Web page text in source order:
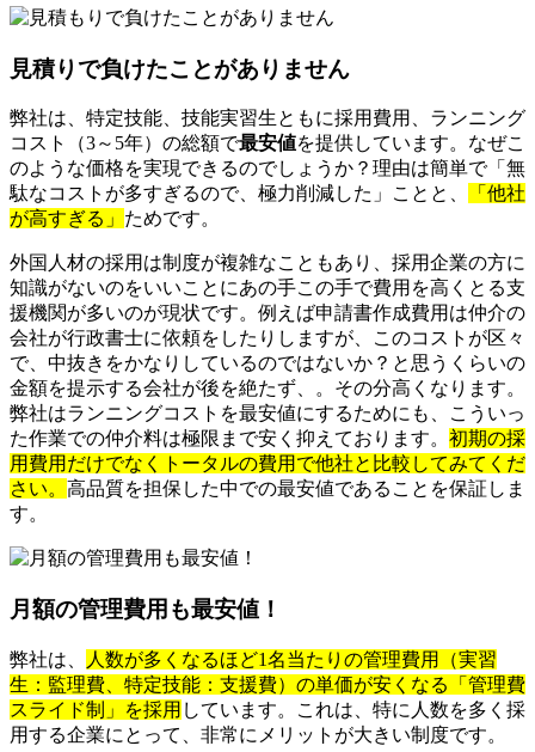
見積りで負けたことがありません
弊社は、特定技能、技能実習生ともに採用費用、ランニング
コスト（3～5年）の総額で最安値を提供しています。なぜこ
のような価格を実現できるのでしょうか？理由は簡単で「無
駄なコストが多すぎるので、極力削減した」ことと、
「他社
が高すぎる」 ためです。
外国人材の採用は制度が複雑なこともあり、採用企業の方に
知識がないのをいいことにあの手この手で費用を高くとる支
援機関が多いのが現状です。例えば申請書作成費用は仲介の
会社が行政書士に依頼をしたりしますが、このコストが区々
で、中抜きをかなりしているのではないか？と思うくらいの
金額を提示する会社が後を絶たず、。その分高くなります。
弊社はランニングコストを最安値にするためにも、こういっ
た作業での仲介料は極限まで安く抑えております。 初期の採
用費用だけでなくトータルの費用で他社と比較してみてくだ
さい。 高品質を担保した中での最安値であることを保証しま
す。
月額の管理費用も最安値！
弊社は、
人数が多くなるほど1名当たりの管理費用（実習
生：監理費、特定技能：支援費）の単価が安くなる「管理費
スライド制」を採用 しています。これは、特に人数を多く採
用する企業にとって、非常にメリットが大きい制度です。